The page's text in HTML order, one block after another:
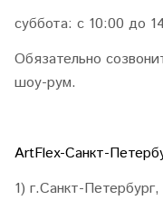
суббота: с 10:00 до
Обязательно
шоу-рум.
ArtFlex-Санкт-
1) г.Санкт-